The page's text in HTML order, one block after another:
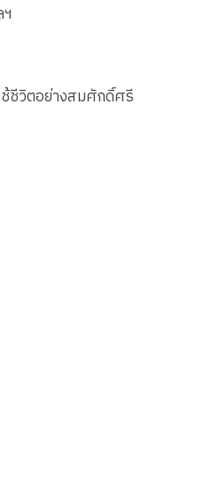
ชีวิตอย่างสมศักดิ์ศรี